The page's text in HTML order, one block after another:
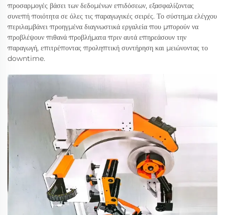
προσαρμογές βάσει των δεδομένων επιδόσεων, εξασφαλίζοντας
συνεπή ποιότητα σε όλες τις παραγωγικές σειρές. Το σύστημα ελέγχου
περιλαμβάνει προηγμένα διαγνωστικά εργαλεία που μπορούν να
προβλέψουν πιθανά προβλήματα πριν αυτά επηρεάσουν την
παραγωγή, επιτρέποντας προληπτική συντήρηση και μειώνοντας το
downtime.